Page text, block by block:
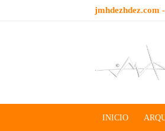
jmhdezhdez.com
INICIO